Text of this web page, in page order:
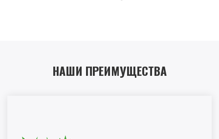
НАШИ ПРЕИМУЩЕСТВА